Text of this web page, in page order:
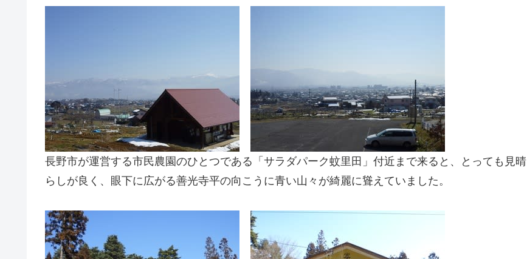
長野市が運営する市民農園のひとつである「サラダパーク蚊里田」付近まで来ると、とっても見晴
らしが良く、眼下に広がる善光寺平の向こうに青い山々が綺麗に聳えていました。